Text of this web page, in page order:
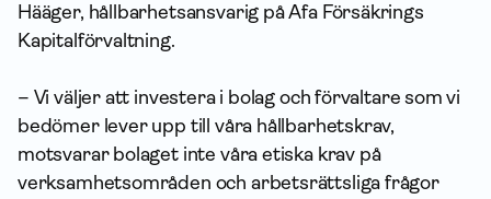
Hääger, hållbarhetsansvarig på Afa Försäkrings
Kapital­förvaltning.
– Vi väljer att investera i bolag och förvaltare som vi
bedömer lever upp till våra hållbarhetskrav,
motsvarar bolaget inte våra etiska krav på
verksamhets­områden och arbetsrättsliga frågor